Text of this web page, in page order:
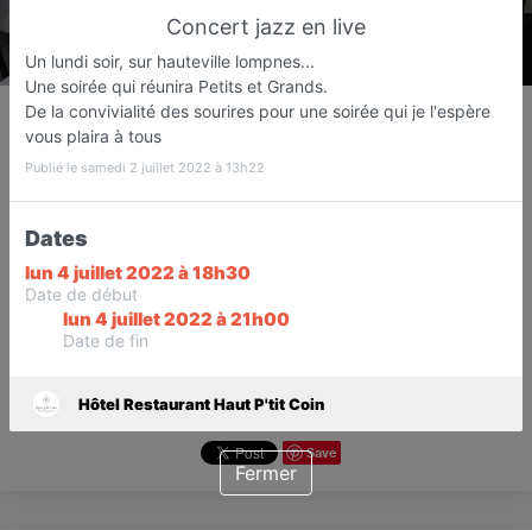
Hôtel Restaurant Haut P'tit
Coin
Hôtel- Restaurant type semi-
Favori
Save
Concert jazz en live
Un lundi soir, sur hauteville lompnes...
Une soirée qui réunira Petits et Grands.
De la convivialité des sourires pour une soirée qui je l'espère
vous plaira à tous
Publié le samedi 2 juillet 2022 à 13h22
Dates
lun 4 juillet 2022 à 18h30
Date de début
lun 4 juillet 2022 à 21h00
Date de fin
Hôtel Restaurant Haut P'tit Coin
Fermer